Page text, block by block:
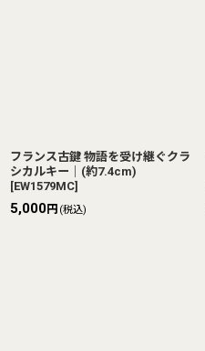
フランス古鍵 物語を受け継ぐクラ
シカルキー｜(約7.4cm)
[EW1579MC]
5,000円 (税込)